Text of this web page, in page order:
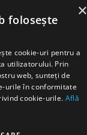
×
folosește
cookie-uri pentru a
utilizatorului. Prin
web, sunteți de
urile în conformitate
cookie-urile. Află